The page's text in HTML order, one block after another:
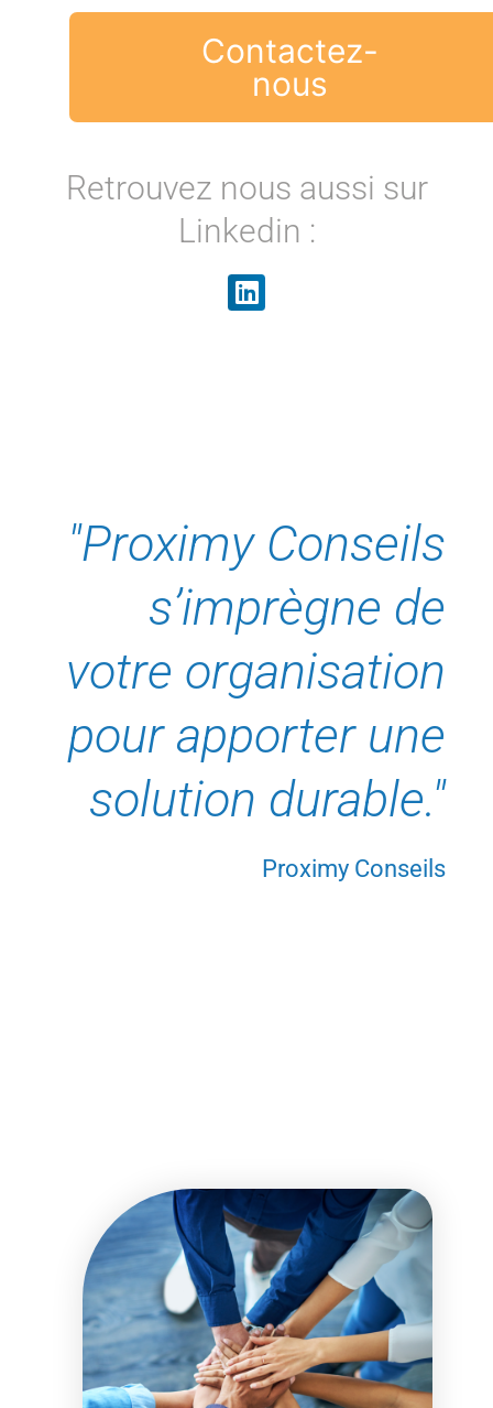
Contactez-
nous
Retrouvez nous aussi sur
Linkedin :
"Proximy Conseils
s’imprègne de
votre organisation
pour apporter une
solution durable."
Proximy Conseils